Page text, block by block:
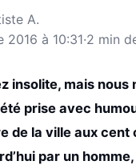
A.
2016 à 10:31·2 min
insolite, mais nous
été prise avec
de la ville aux
par un